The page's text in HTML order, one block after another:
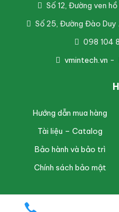
Số 12, Đường ven
Số 25, Đường Đào Duy
098 104
vmintech.vn -
Hướng dẫn mua hàng
Tài liệu – Catalog
Bảo hành và bảo trì
Chính sách bảo mật